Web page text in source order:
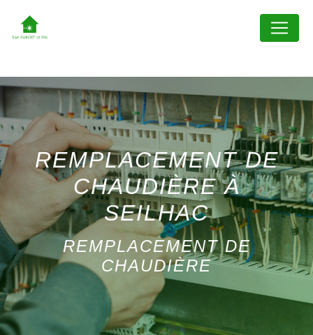
REMPLACEMENT DE
CHAUDIÈRE À
SEILHAC
REMPLACEMENT DE
CHAUDIÈRE